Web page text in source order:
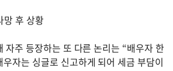
망 후 상황
자주 등장하는 또 다른 논리는 “배우자 한
자는 싱글로 신고하게 되어 세금 부담이